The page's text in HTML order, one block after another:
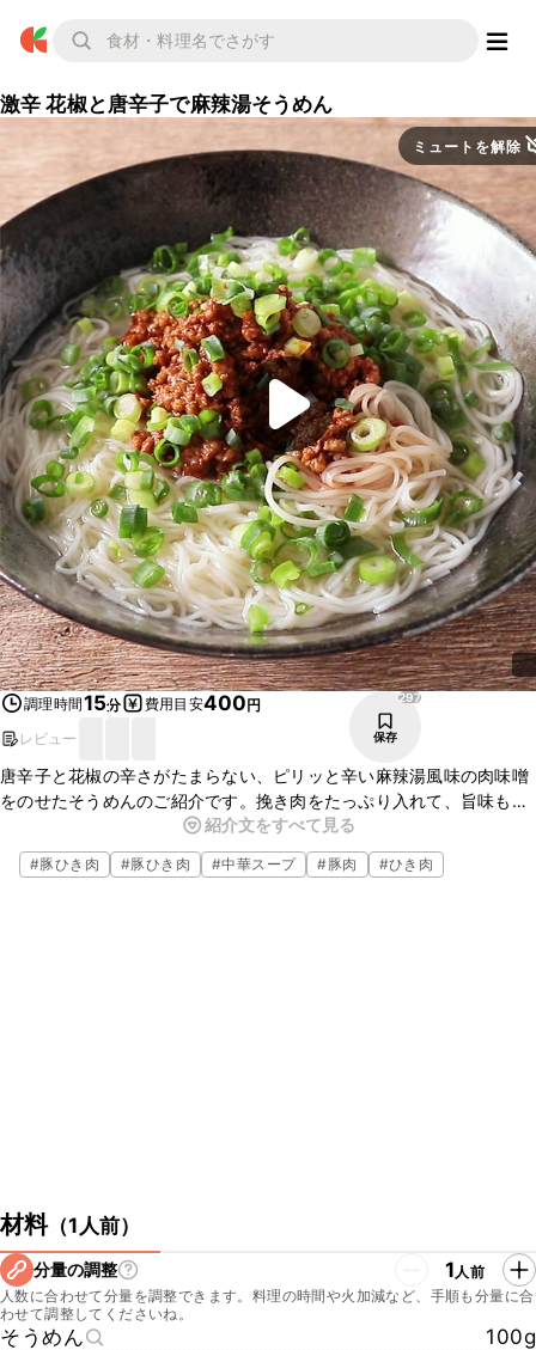
激辛 花椒と唐辛子で麻辣湯そうめん
ミュートを解除
調理時間15分 費用目安400円
レビュー
297
保存
唐辛子と花椒の辛さがたまらない、ピリッと辛い麻辣湯風味の肉味噌
をのせたそうめんのご紹介です。挽き肉をたっぷり入れて、旨味も
たっぷり。あっさりとしたスープに肉味噌を溶かしながらお召し上が
りください。そうめんは中華麺やうどんにしても美味しくお召し上が
りいただけますよ。
紹介文をすべて見る
#豚ひき肉 #豚ひき肉 #中華スープ #豚肉 #ひき肉
材料（1人前）
分量の調整 1人前
人数に合わせて分量を調整できます。料理の時間や火加減など、手順も分量に合
わせて調整してくださいね。
そうめん
100g